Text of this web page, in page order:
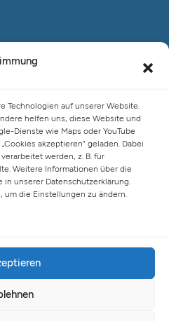
Technologien auf unserer Website.
helfen uns, diese Website und
Dienste wie Maps oder YouTube
akzeptieren“ geladen. Dabei
werden, z. B. für
Weitere Informationen über die
in unserer Datenschutzerklärung.
um die Einstellungen zu ändern.
Hamburg
6-8
0